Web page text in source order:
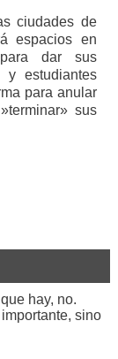
ciudades de
espacios en
dar sus
y estudiantes
para anular
sus
hay, no.
sino